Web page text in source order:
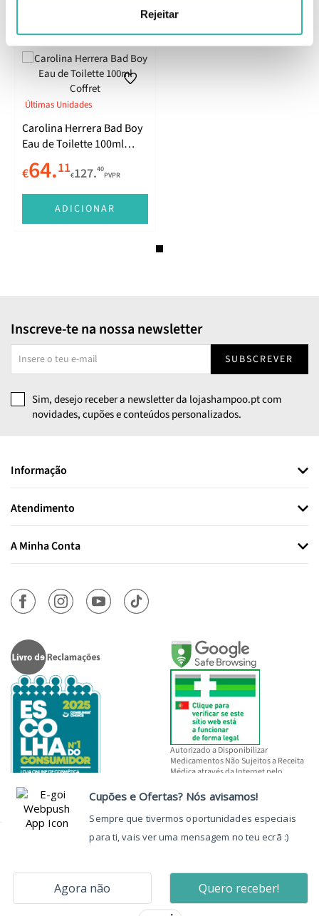
Rejeitar
Produtos Relacionados
Últimas Unidades
Carolina Herrera Bad Boy
Eau de Toilette 100ml
Coffret
€64.11€127.40
PVPR
ADICIONAR
Inscreve-te na nossa newsletter
SUBSCREVER
Sim, desejo receber a newsletter da lojashampoo.pt com
novidades, cupões e conteúdos personalizados.
Informação
Atendimento
A Minha Conta
Autorizado a Disponibilizar
Medicamentos Não Sujeitos a Receita
Médica através da Internet pelo